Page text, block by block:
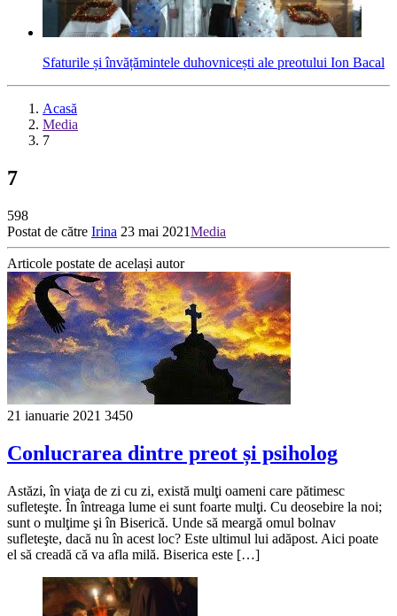
Sfaturile și învățămintele duhovnicești ale preotului Ion Bacal
Acasă
Media
7
7
598
Postat de către Irina 23 mai 2021Media
Articole postate de același autor
21 ianuarie 2021 3450
Conlucrarea dintre preot și psiholog
Astăzi, în viaţa de zi cu zi, există mulţi oameni care pătimesc
sufleteşte. În întreaga lume ei sunt foarte mulţi. Cu deosebire la noi;
sunt o mulţime şi în Biserică. Unde să meargă omul bolnav
sufleteşte, dacă nu în acest loc? Este ultimul lui adăpost. Aici poate
el să creadă că va afla milă. Biserica este […]